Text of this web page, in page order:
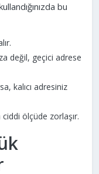
bu
değil, geçici adrese
kalıcı adresiniz
ölçüde zorlaşır.